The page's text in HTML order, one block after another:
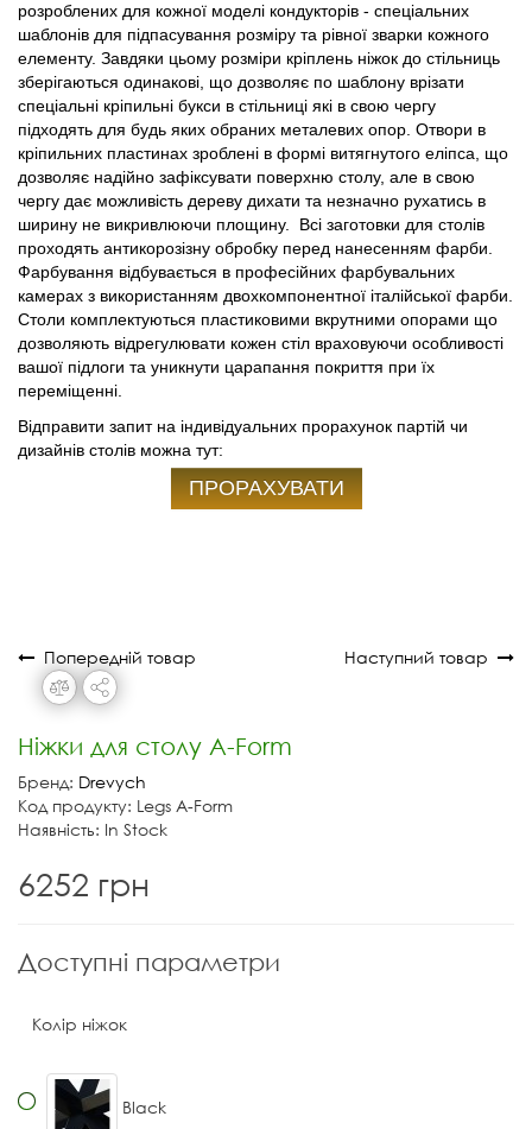
розроблених для кожної моделі кондукторів - спеціальних
шаблонів для підпасування розміру та рівної зварки кожного
елементу. Завдяки цьому розміри кріплень ніжок до стільниць
зберігаються одинакові, що дозволяє по шаблону врізати
спеціальні кріпильні букси в стільниці які в свою чергу
підходять для будь яких обраних металевих опор. Отвори в
кріпильних пластинах зроблені в формі витягнутого еліпса, що
дозволяє надійно зафіксувати поверхню столу, але в свою
чергу дає можливість дереву дихати та незначно рухатись в
ширину не викривлюючи площину. Всі заготовки для столів
проходять антикорозізну обробку перед нанесенням фарби.
Фарбування відбувається в професійних фарбувальних
камерах з використанням двохкомпонентної італійської фарби.
Столи комплектуються пластиковими вкрутними опорами що
дозволяють відрегулювати кожен стіл враховуючи особливості
вашої підлоги та уникнути царапання покриття при їх
переміщенні.
Відправити запит на індивідуальних прорахунок партій чи
дизайнів столів можна тут:
ПРОРАХУВАТИ
Попередній товар Наступний товар
Ніжки для столу A-Form
Бренд: Drevych
Код продукту: Legs A-Form
Наявність: In Stock
6252 грн
Доступні параметри
Колір ніжок
Black